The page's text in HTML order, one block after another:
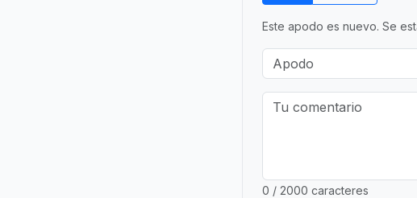
Este apodo es nuevo. Se
0 / 2000 caracteres